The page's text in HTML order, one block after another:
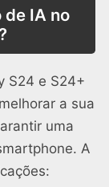
de IA no
S24 e S24+
a sua
uma
A